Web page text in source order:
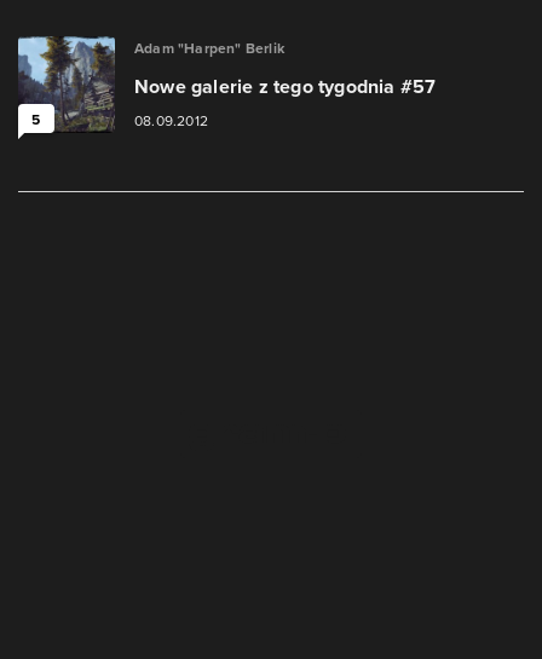
5
Adam "Harpen" Berlik
Nowe galerie z tego tygodnia #57
08.09.2012